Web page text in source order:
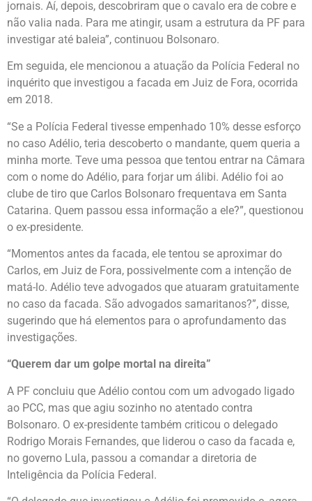
jornais. Aí, depois, descobriram que o cavalo era de cobre e
não valia nada. Para me atingir, usam a estrutura da PF para
investigar até baleia”, continuou Bolsonaro.
Em seguida, ele mencionou a atuação da Polícia Federal no
inquérito que investigou a facada em Juiz de Fora, ocorrida
em 2018.
“Se a Polícia Federal tivesse empenhado 10% desse esforço
no caso Adélio, teria descoberto o mandante, quem queria a
minha morte. Teve uma pessoa que tentou entrar na Câmara
com o nome do Adélio, para forjar um álibi. Adélio foi ao
clube de tiro que Carlos Bolsonaro frequentava em Santa
Catarina. Quem passou essa informação a ele?”, questionou
o ex-presidente.
“Momentos antes da facada, ele tentou se aproximar do
Carlos, em Juiz de Fora, possivelmente com a intenção de
matá-lo. Adélio teve advogados que atuaram gratuitamente
no caso da facada. São advogados samaritanos?”, disse,
sugerindo que há elementos para o aprofundamento das
investigações.
“Querem dar um golpe mortal na direita”
A PF concluiu que Adélio contou com um advogado ligado
ao PCC, mas que agiu sozinho no atentado contra
Bolsonaro. O ex-presidente também criticou o delegado
Rodrigo Morais Fernandes, que liderou o caso da facada e,
no governo Lula, passou a comandar a diretoria de
Inteligência da Polícia Federal.